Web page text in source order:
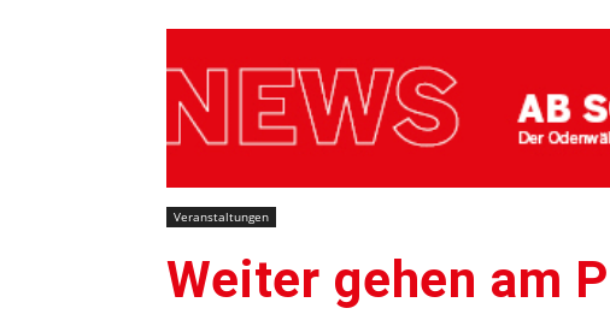
Veranstaltungen
Weiter gehen am